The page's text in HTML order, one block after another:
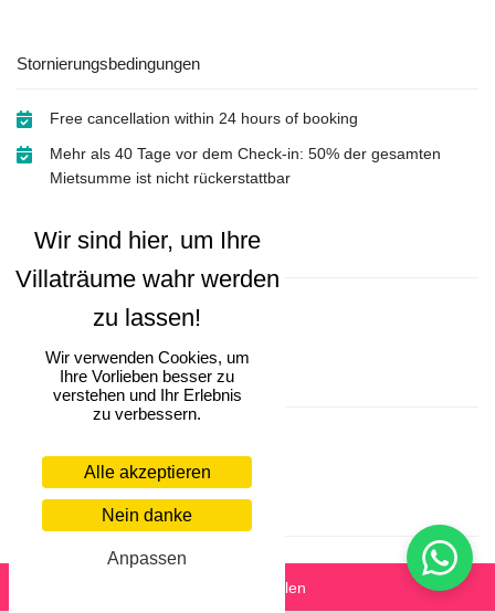
Eine Frage stellen
Stornierungsbedingungen
Free cancellation within 24 hours of booking
Mehr als 40 Tage vor dem Check-in: 50% der gesamten
Mietsumme ist nicht rückerstattbar
Im Mietpreis inbegriffen
Villa Finder Concierge
Rental fee not included
Zusätzliche Gebühren
Heizung(500 EUR/Woche)
Wir verwenden Cookies, um
Ihre Vorlieben besser zu
verstehen und Ihr Erlebnis
zu verbessern.
Alle akzeptieren
Nein danke
Anpassen